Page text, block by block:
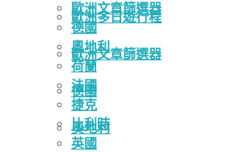
歐洲多日遊行程
歐洲文章篩選器
德國
奧地利
歐洲文章篩選器
德國
奧地利
荷蘭
法國
捷克
比利時
英國